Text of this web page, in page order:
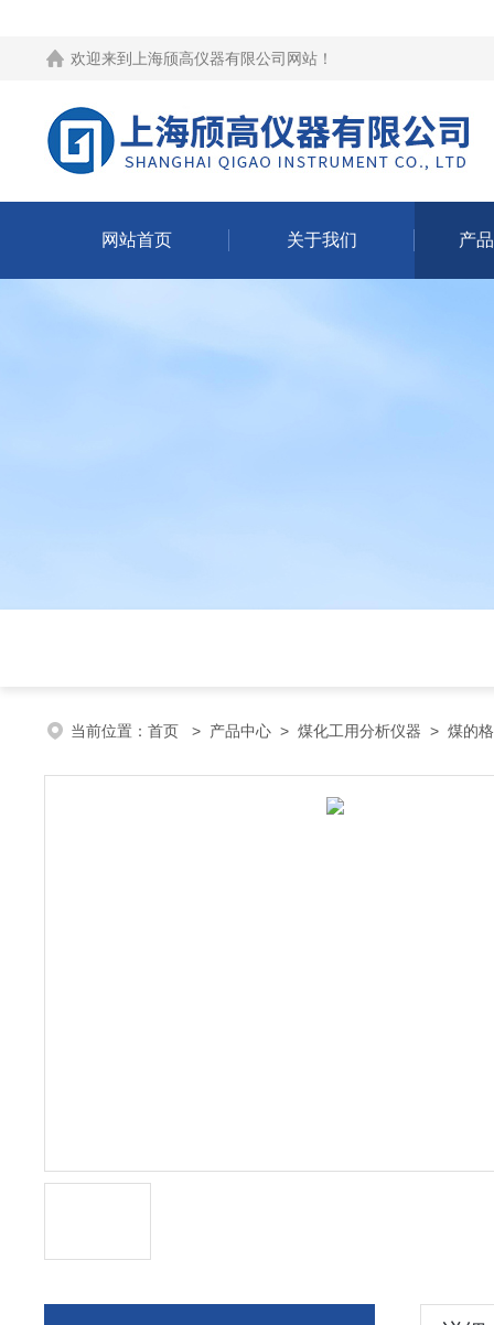
欢迎来到 上海颀高仪器有限公司网站 ！
网站首页 关于我们 产
当前位置： 首页 > 产品中心 > 煤化工用分析仪器 > 煤的